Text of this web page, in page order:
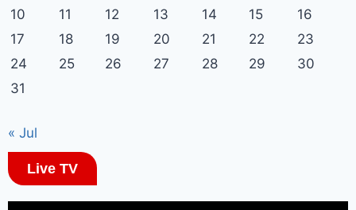
10
11 12 13 14 15
16
17
18 19 20 21 22
23
24
25 26 27 28 29
30
31
« Jul
Live TV